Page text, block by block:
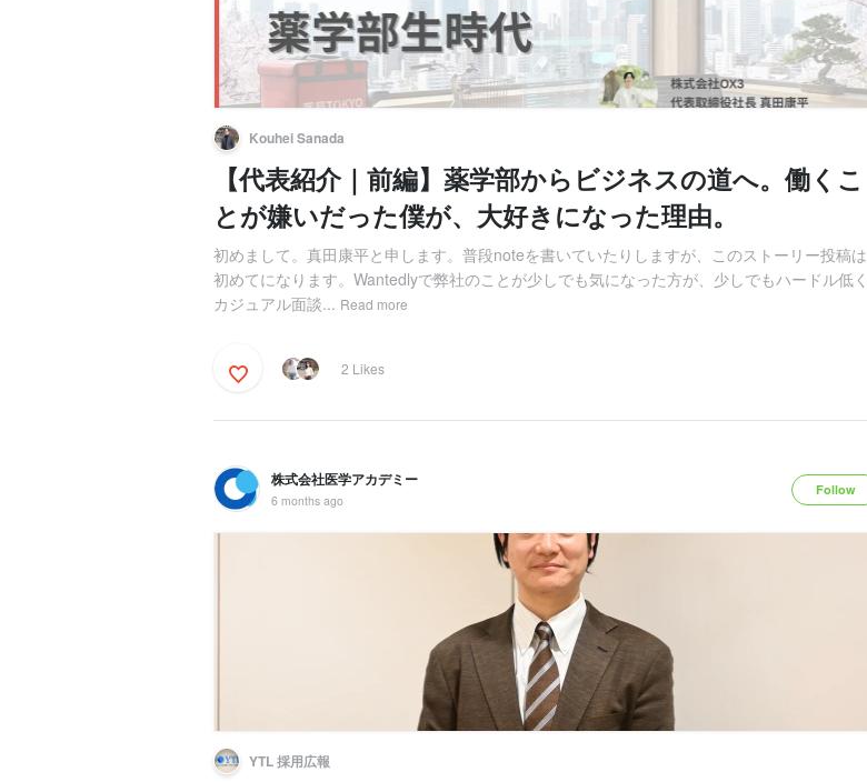
Kouhei Sanada
【代表紹介｜前編】薬学部からビジネスの道へ。働くこ
とが嫌いだった僕が、大好きになった理由。
初めまして。真田康平と申します。普段noteを書いていたりしますが、このストーリー投稿は
初めてになります。Wantedlyで弊社のことが少しでも気になった方が、少しでもハードル低く
カジュアル面談... Read more
2 Likes
株式会社医学アカデミー
6 months ago
Follow
YTL 採用広報